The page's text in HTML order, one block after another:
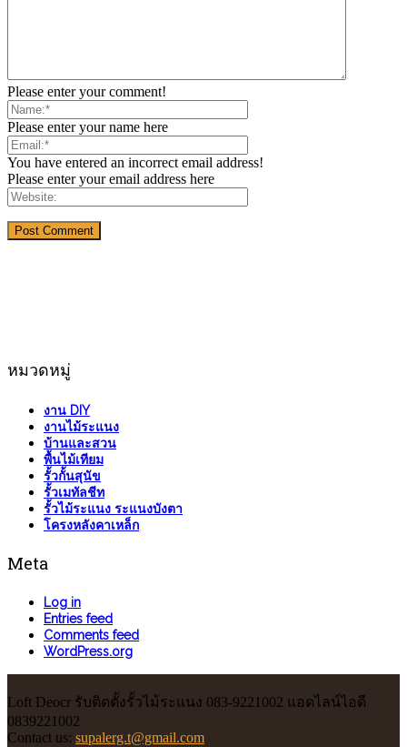
Please enter your comment!
Please enter your name here
You have entered an incorrect email address!
Please enter your email address here
หมวดหมู่
งาน DIY
งานไม้ระแนง
บ้านและสวน
พื้นไม้เทียม
รั้วกั้นสุนัข
รั้วเมทัลชีท
รั้วไม้ระแนง ระแนงบังตา
โครงหลังคาเหล็ก
Meta
Log in
Entries feed
Comments feed
WordPress.org
Loft Deocr รับติดตั้งรั้วไม้ระแนง 083-9221002 แอดไลน์ไอดี
0839221002
Contact us: supalerg.t@gmail.com